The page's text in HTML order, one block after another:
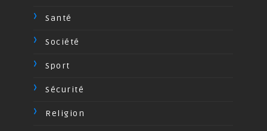
Santé
Société
Sport
Sécurité
Religion